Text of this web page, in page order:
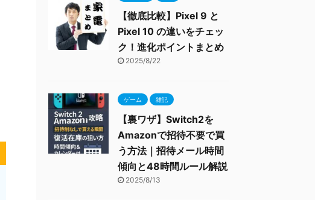
【徹底比較】Pixel 9 と
Pixel 10 の違いをチェッ
ク！進化ポイントまとめ
2025/8/22
ゲーム 雑記
【裏ワザ】Switch2を
Amazonで招待不要で買
う方法｜招待メール時間
傾向と48時間ルール解説
2025/8/13